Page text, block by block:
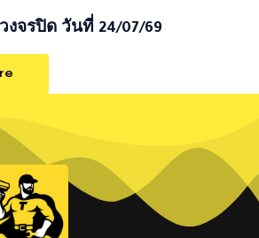
งจรปิด วันที่ 24/07/69